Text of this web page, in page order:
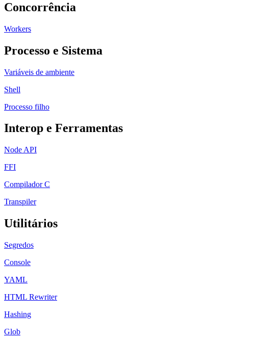
Concorrência
Workers
Processo e Sistema
Variáveis de ambiente
Shell
Processo filho
Interop e Ferramentas
Node API
FFI
Compilador C
Transpiler
Utilitários
Segredos
Console
YAML
HTML Rewriter
Hashing
Glob